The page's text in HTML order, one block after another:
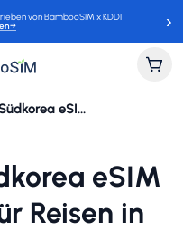
von BambooSIM x KDDI
→ ›
Japan- und Südkorea eSIM -Reiseführer für Reisen in zwei Länder
eSIM
Reisen in